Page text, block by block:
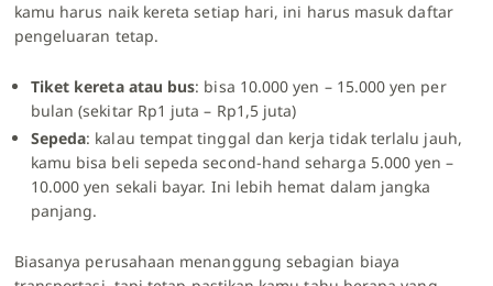
kamu harus naik kereta setiap hari, ini harus masuk daftar
pengeluaran tetap.
Tiket kereta atau bus: bisa 10.000 yen – 15.000 yen per
bulan (sekitar Rp1 juta – Rp1,5 juta)
Sepeda: kalau tempat tinggal dan kerja tidak terlalu jauh,
kamu bisa beli sepeda second-hand seharga 5.000 yen –
10.000 yen sekali bayar. Ini lebih hemat dalam jangka
panjang.
Biasanya perusahaan menanggung sebagian biaya